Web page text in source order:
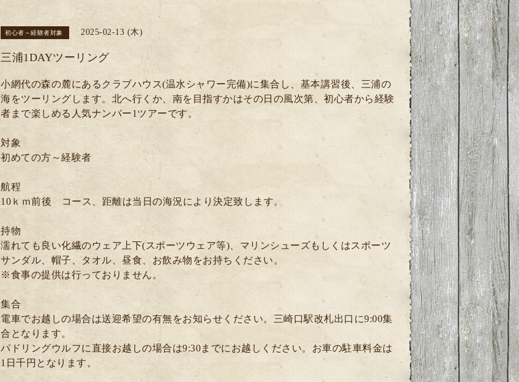
初心者～経験者対象 2025-02-13 (木)
三浦1DAYツーリング
小網代の森の麓にあるクラブハウス(温水シャワー完備)に集合し、基本講習後、三浦の
海をツーリングします。北へ行くか、南を目指すかはその日の風次第、初心者から経験
者まで楽しめる人気ナンバー1ツアーです。
対象
初めての方～経験者
航程
10ｋｍ前後 コース、距離は当日の海況により決定致します。
持物
濡れても良い化繊のウェア上下(スポーツウェア等)、マリンシューズもしくはスポーツ
サンダル、帽子、タオル、昼食、お飲み物をお持ちください。
※食事の提供は行っておりません。
集合
電車でお越しの場合は送迎希望の有無をお知らせください。三崎口駅改札出口に9:00集
合となります。
パドリングウルフに直接お越しの場合は9:30までにお越しください。お車の駐車料金は
1日千円となります。